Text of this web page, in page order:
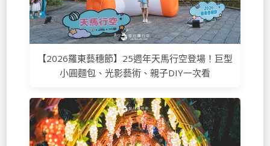
【2026羅東藝穗節】25週年天馬行空登場！巨型
小圓麵包、光影藝術、親子DIY一次看